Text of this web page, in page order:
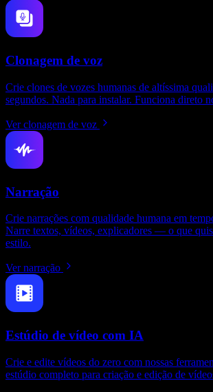
Clonagem de voz
Crie clones de vozes humanas de altíssima
segundos. Nada para instalar. Funciona direto
Ver clonagem de voz
Narração
Crie narrações com qualidade humana em
Narre textos, vídeos, explicadores — o que
estilo.
Ver narração
Estúdio de vídeo com IA
Crie e edite vídeos do zero com nossas
estúdio completo para criação e edição de